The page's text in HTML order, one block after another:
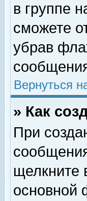
в группе
сможете
убрав
Вернуться
» Как
При
щелкните
основной